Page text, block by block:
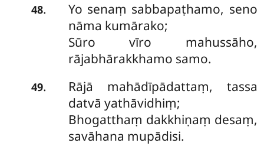
48.
Yo senaṃ sabbapaṭhamo, seno
nāma kumārako;
Sūro vīro mahussāho,
rājabhārakkhamo samo.
49.
Rājā mahādīpādattaṃ, tassa
datvā yathāvidhiṃ;
Bhogatthaṃ dakkhiṇaṃ desaṃ,
savāhana mupādisi.